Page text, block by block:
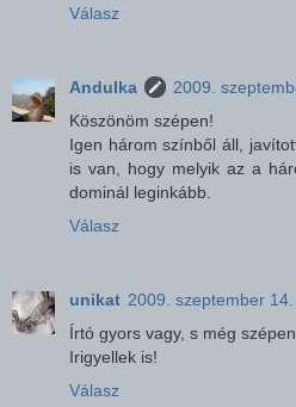
Válasz
Andulka
2009.
Köszönöm szépen!
Igen három színből áll,
is van, hogy melyik az a
dominál leginkább.
Válasz
unikat 2009. szeptember
Írtó gyors vagy, s még
Irigyellek is!
Válasz